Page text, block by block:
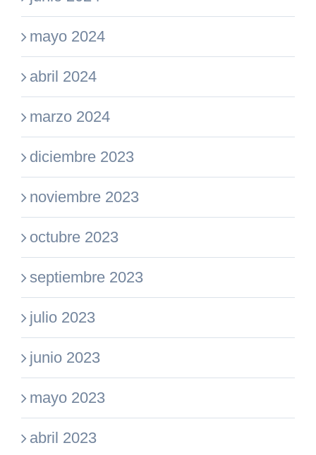
mayo 2024
abril 2024
marzo 2024
diciembre 2023
noviembre 2023
octubre 2023
septiembre 2023
julio 2023
junio 2023
mayo 2023
abril 2023